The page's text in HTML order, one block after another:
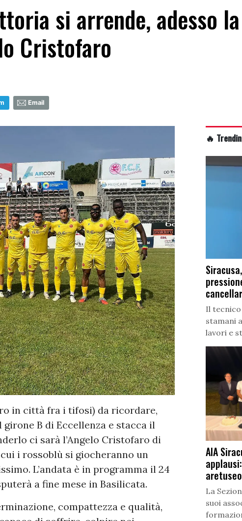
si arrende, adesso
Cristofaro
Email
in città fra i tifosi) da ricordare,
B di Eccellenza e stacca il
ci sarà l’Angelo Cristofaro di
i rossoblù si giocheranno un
L’andata è in programma il 24
a fine mese in Basilicata.
compattezza e qualità,
🔥
Il
stamani
lavori e
AIA
aretuseo
La
suoi